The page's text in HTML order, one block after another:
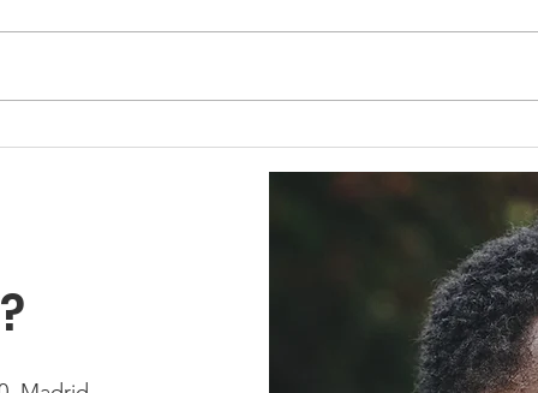
Fundación Mariana
Allsopp y UNED presentan